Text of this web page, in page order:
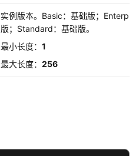
实例版本。Basic：基础版；
版；Standard：基础版。
最小长度： 1
最大长度： 256